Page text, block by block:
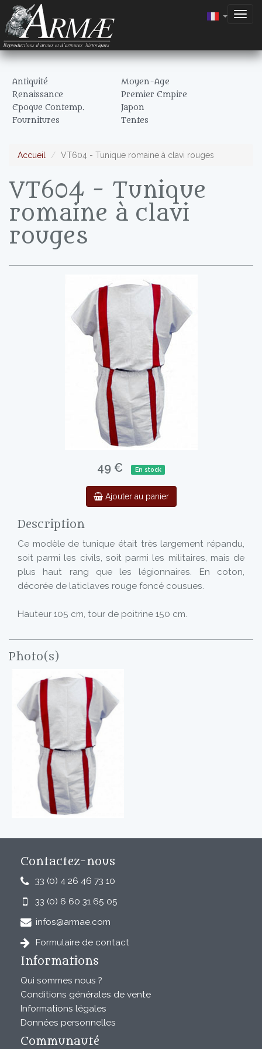
Antiquité
Moyen-Age
Renaissance
Premier Empire
Epoque Contemp.
Japon
Fournitures
Tentes
Accueil VT604 - Tunique romaine à clavi rouges
VT604 - Tunique
romaine à clavi
rouges
49 € En stock
Ajouter au panier
Description
Ce modèle de tunique était très largement répandu,
soit parmi les civils, soit parmi les militaires, mais de
plus haut rang que les légionnaires. En coton,
décorée de laticlaves rouge foncé cousues.
Hauteur 105 cm, tour de poitrine 150 cm.
Photo(s)
Contactez-nous
33 (0) 4 26 46 73 10
33 (0) 6 60 31 65 05
infos@armae.com
Formulaire de contact
Informations
Qui sommes nous ?
Conditions générales de vente
Informations légales
Données personnelles
Communauté